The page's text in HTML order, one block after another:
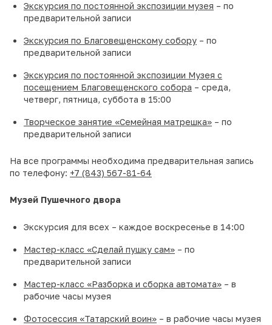
Экскурсия по постоянной экспозиции музея – по
предварительной записи
Экскурсия по Благовещенскому собору – по
предварительной записи
Экскурсия по постоянной экспозиции Музея с
посещением Благовещенского собора – среда,
четверг, пятница, суббота в 15:00
Творческое занятие «Семейная матрешка» – по
предварительной записи
На все программы необходима предварительная запись
по телефону: +7 (843) 567-81-64
Музей Пушечного двора
Экскурсия для всех – каждое воскресенье в 14:00
Мастер-класс «Сделай пушку сам» – по
предварительной записи
Мастер-класс «Разборка и сборка автомата» – в
рабочие часы музея
Фотосессия «Татарский воин» – в рабочие часы музея